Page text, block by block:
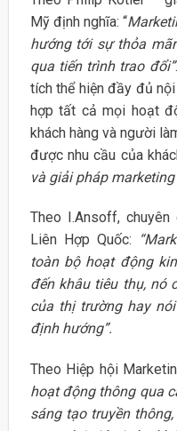
Mỹ định nghĩa: “
hướng tới sự thỏa
qua tiến trình trao đổi”
tích thể hiện đầy đủ
hợp tất cả mọi hoạt
khách hàng và người
được nhu cầu của
và giải pháp
Theo I.Ansoff,
Liên Hợp Quốc:
toàn bộ hoạt động
đến khâu tiêu thụ, nó
của thị trường hay
định hướng”.
Theo Hiệp hội
hoạt động thông qua
sáng tạo truyền